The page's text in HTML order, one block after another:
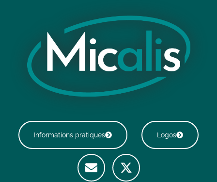
Informations pratiques Logos